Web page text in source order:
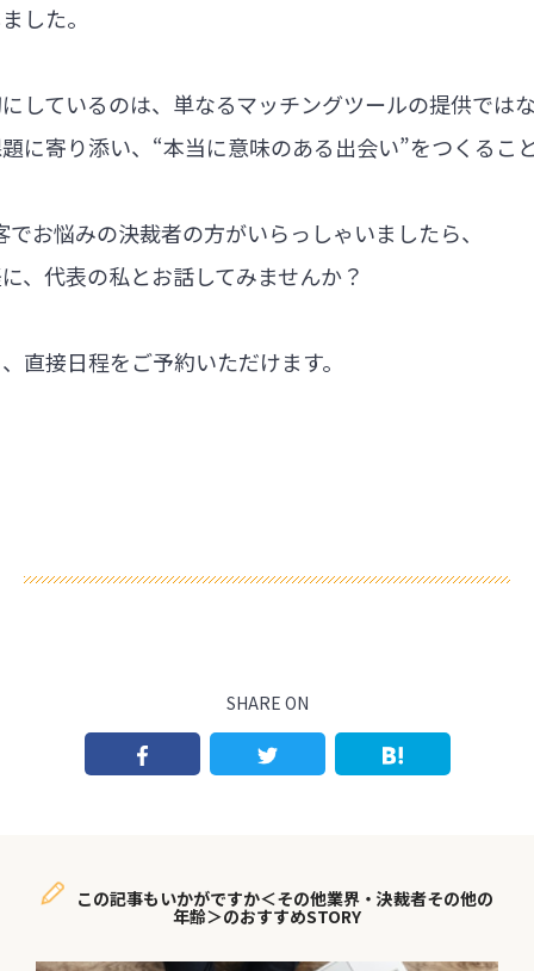
した。
しているのは、単なるマッチングツールの提供では
に寄り添い、“本当に意味のある出会い”をつくるこ
お悩みの決裁者の方がいらっしゃいましたら、
、代表の私とお話してみませんか？
直接日程をご予約いただけます。
SHARE ON
この記事もいかがですか＜その他業界・決裁者その他の
年齢＞のおすすめSTORY